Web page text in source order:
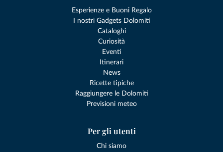
Esperienze e Buoni Regalo
I nostri Gadgets Dolomiti
Cataloghi
Curiosità
Eventi
Itinerari
News
Ricette tipiche
Raggiungere le Dolomiti
Previsioni meteo
Per gli utenti
Chi siamo